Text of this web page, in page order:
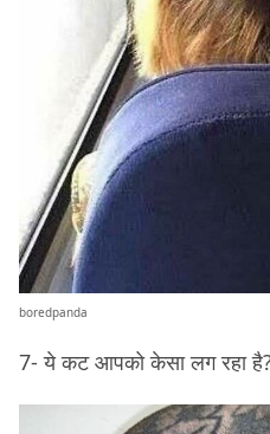
boredpanda
7- ये कट आपको केसा लग रहा